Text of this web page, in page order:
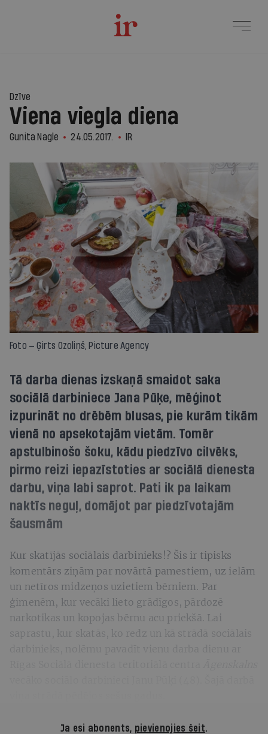
Dzīve
Viena viegla diena
Gunita Nagle 24.05.2017. IR
Foto — Ģirts Ozoliņš, Picture Agency
Tā darba dienas izskaņā smaidot saka
sociālā darbiniece Jana Pūķe, mēģinot
izpurināt no drēbēm blusas, pie kurām tikām
vienā no apsekotajām vietām. Tomēr
apstulbinošo šoku, kādu piedzīvo cilvēks,
pirmo reizi iepazīstoties ar sociālā dienesta
darbu, viņa labi saprot. Pati ik pa laikam
naktīs neguļ, domājot par piedzīvotajām
šausmām
Kur skatījās sociālais darbinieks!? Šis ir tipisks
komentārs ziņām par novārtā pamestiem, uz ielām
un netīros midzeņos uzietiem bērniem. Par
ģimenēm, kur vecāki lieto grādīgos, pārdozē
narkotikas un kopojas bērnu acu priekšā. Lai
saprastu, kur skatās, ko redz un kā strādā sociālais
Ja esi abonents, pievienojies šeit.